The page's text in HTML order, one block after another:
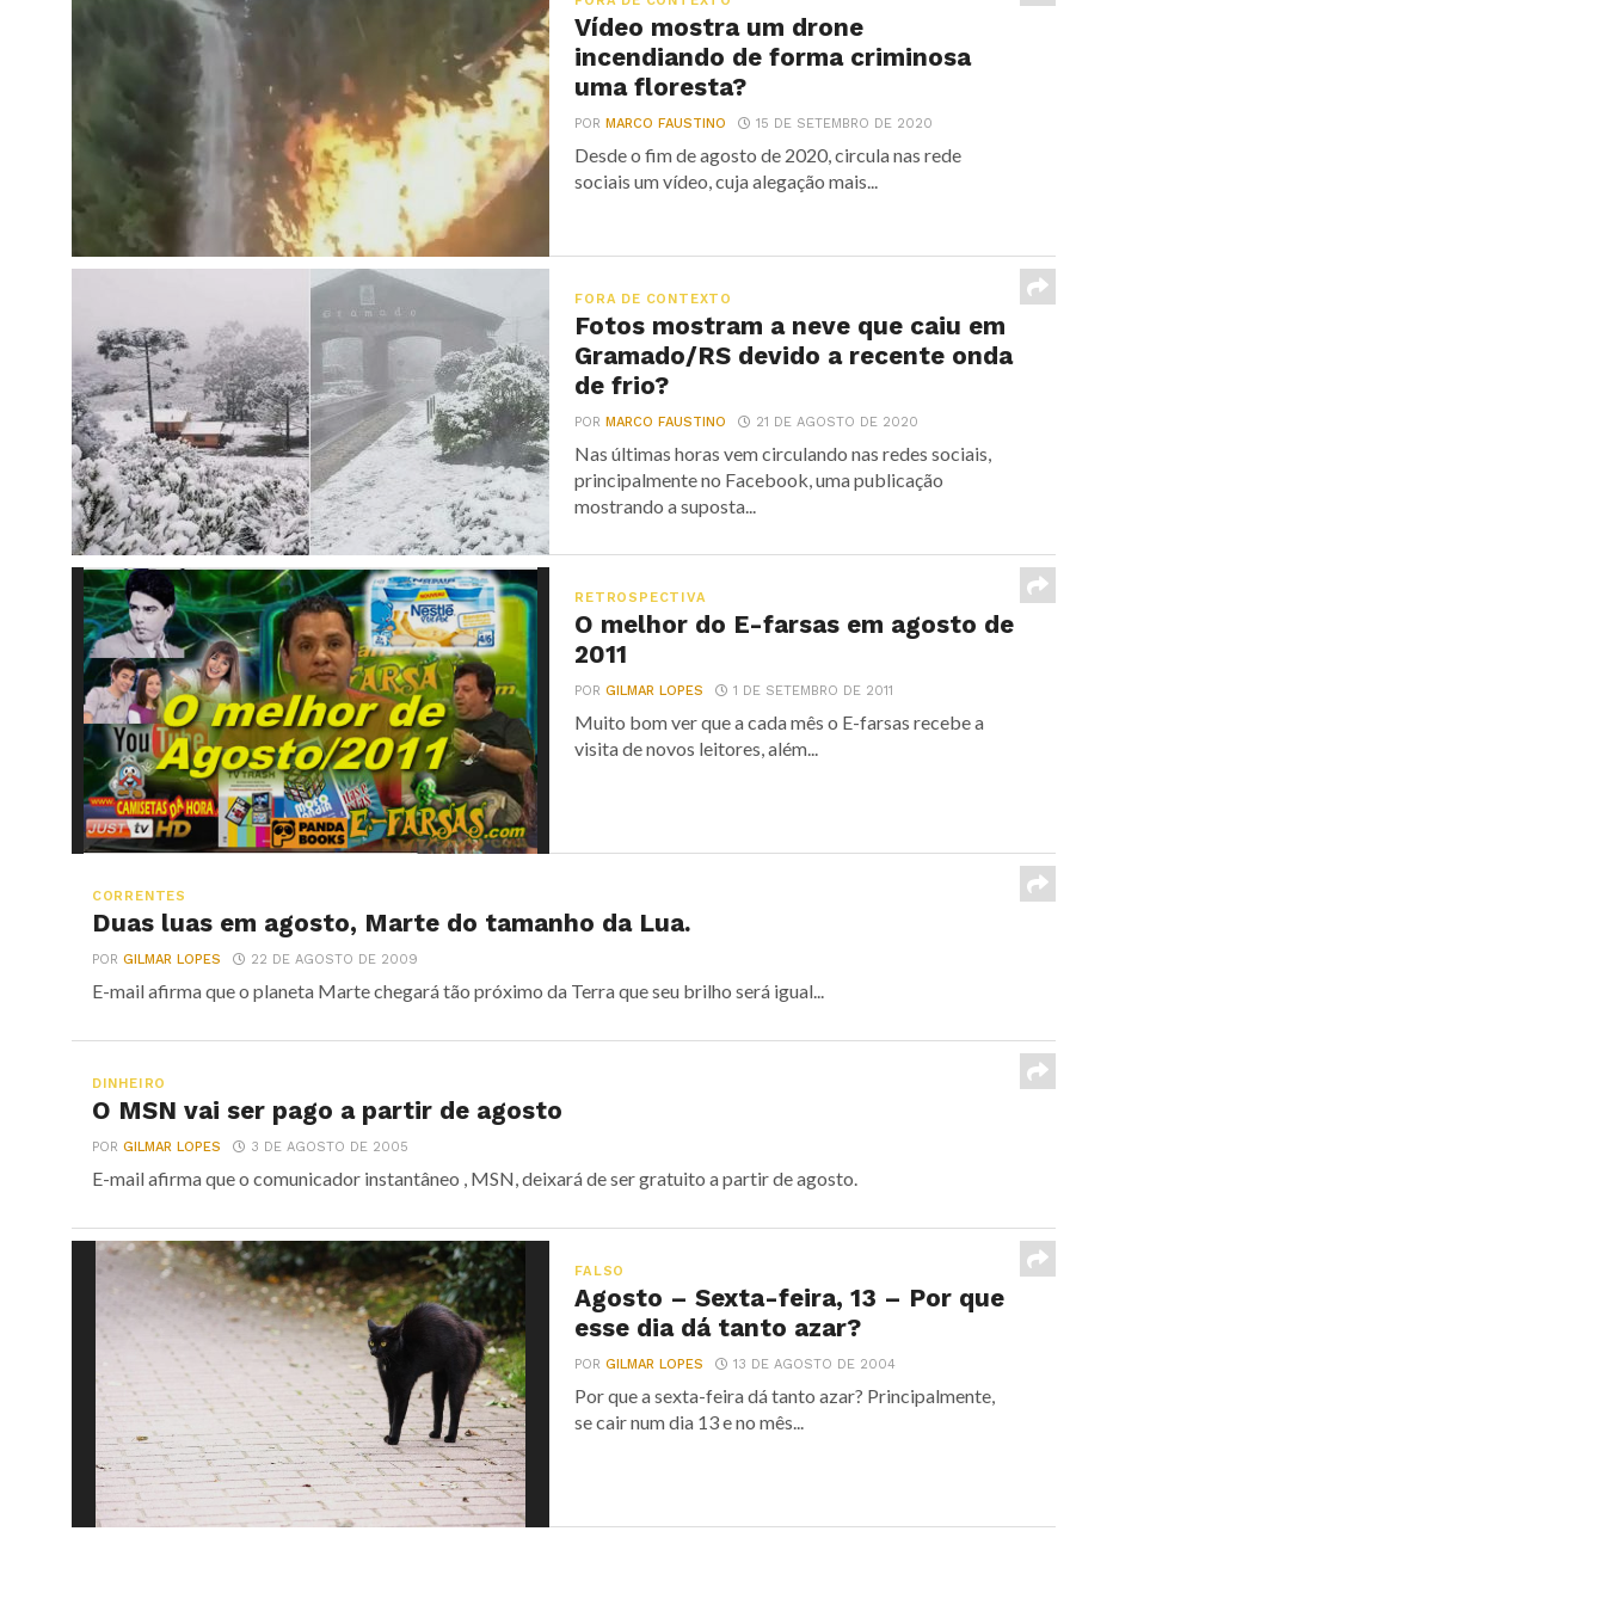
Vídeo mostra um drone
incendiando de forma criminosa
uma floresta?
PORMARCO FAUSTINO 15 DE SETEMBRO DE 2020
Desde o fim de agosto de 2020, circula nas rede
sociais um vídeo, cuja alegação mais...
FORA DE CONTEXTO
Fotos mostram a neve que caiu em
Gramado/RS devido a recente onda
de frio?
PORMARCO FAUSTINO 21 DE AGOSTO DE 2020
Nas últimas horas vem circulando nas redes sociais,
principalmente no Facebook, uma publicação
mostrando a suposta...
RETROSPECTIVA
O melhor do E-farsas em agosto de
2011
PORGILMAR LOPES 1 DE SETEMBRO DE 2011
Muito bom ver que a cada mês o E-farsas recebe a
visita de novos leitores, além...
CORRENTES
Duas luas em agosto, Marte do tamanho da Lua.
POR GILMAR LOPES 22 DE AGOSTO DE 2009
E-mail afirma que o planeta Marte chegará tão próximo da Terra que seu brilho será igual...
DINHEIRO
O MSN vai ser pago a partir de agosto
POR GILMAR LOPES 3 DE AGOSTO DE 2005
E-mail afirma que o comunicador instantâneo , MSN, deixará de ser gratuito a partir de agosto.
FALSO
Agosto – Sexta-feira, 13 – Por que
esse dia dá tanto azar?
PORGILMAR LOPES 13 DE AGOSTO DE 2004
Por que a sexta-feira dá tanto azar? Principalmente,
se cair num dia 13 e no mês...